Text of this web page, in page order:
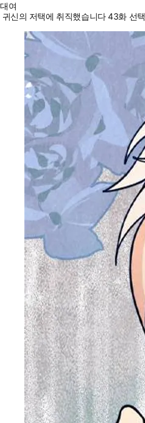
대여
귀신의 저택에 취직했습니다 43화 선택